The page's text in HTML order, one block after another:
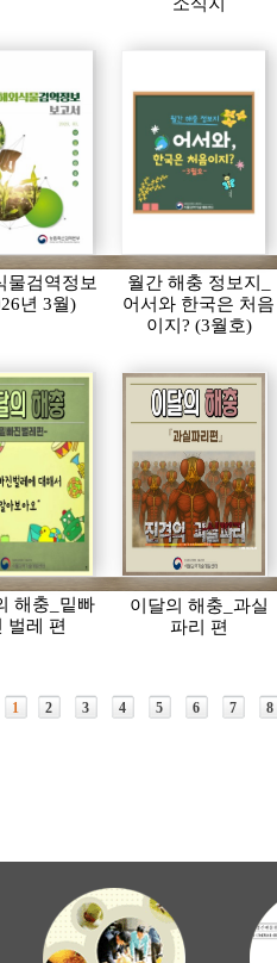
물검역정보
년 3월)
월간 해충 정보지_
어서와 한국은 처음
이지? (3월호)
해충_밑빠
벌레 편
이달의 해충_과실
파리 편
1 2 3 4 5 6 7 8